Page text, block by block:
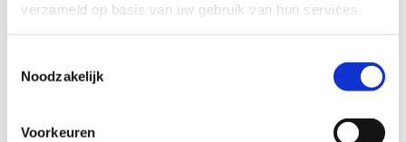
verzameld op basis van uw gebruik van hun services.
Noodzakelijk
Voorkeuren